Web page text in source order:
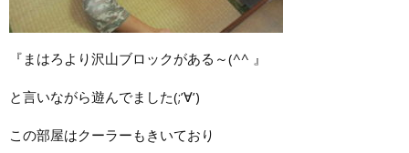
『まはろより沢山ブロックがある～(^^ 』
と言いながら遊んでました(;’∀’)
この部屋はクーラーもきいており